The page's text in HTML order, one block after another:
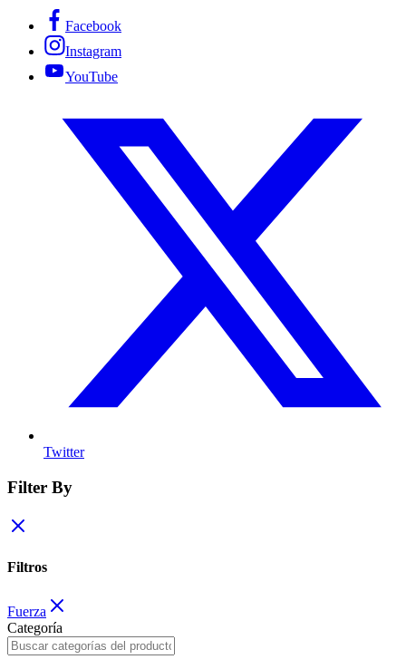
Facebook
Instagram
YouTube
Twitter
Filter By
Filtros
Fuerza
Categoría